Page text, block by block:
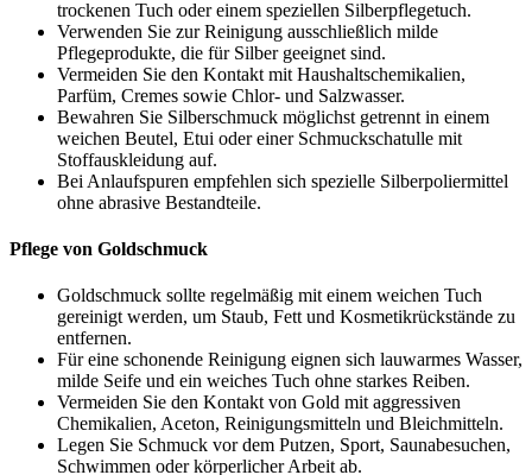
trockenen Tuch oder einem speziellen Silberpflegetuch.
Verwenden Sie zur Reinigung ausschließlich milde
Pflegeprodukte, die für Silber geeignet sind.
Vermeiden Sie den Kontakt mit Haushaltschemikalien,
Parfüm, Cremes sowie Chlor- und Salzwasser.
Bewahren Sie Silberschmuck möglichst getrennt in einem
weichen Beutel, Etui oder einer Schmuckschatulle mit
Stoffauskleidung auf.
Bei Anlaufspuren empfehlen sich spezielle Silberpoliermittel
ohne abrasive Bestandteile.
Pflege von Goldschmuck
Goldschmuck sollte regelmäßig mit einem weichen Tuch
gereinigt werden, um Staub, Fett und Kosmetikrückstände zu
entfernen.
Für eine schonende Reinigung eignen sich lauwarmes Wasser,
milde Seife und ein weiches Tuch ohne starkes Reiben.
Vermeiden Sie den Kontakt von Gold mit aggressiven
Chemikalien, Aceton, Reinigungsmitteln und Bleichmitteln.
Legen Sie Schmuck vor dem Putzen, Sport, Saunabesuchen,
Schwimmen oder körperlicher Arbeit ab.